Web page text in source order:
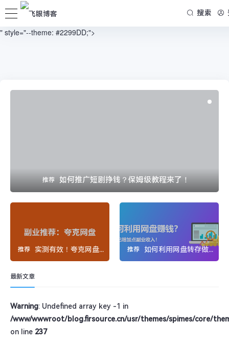
/www/wwwroot/blog.firsource.cn/usr/themes/spimes/header.php on line
73
" style="--theme: #2299DD;">
搜索
推荐 如何推广短剧挣钱？保姆级教程来了！
推荐 实测有效！夸克网盘推广挣钱不踩坑 推荐 如何利用网盘转存做副业？开启轻松副业新路径
最新文章
Warning: Undefined array key -1 in
/www/wwwroot/blog.firsource.cn/usr/themes/spimes/core/
on line 237